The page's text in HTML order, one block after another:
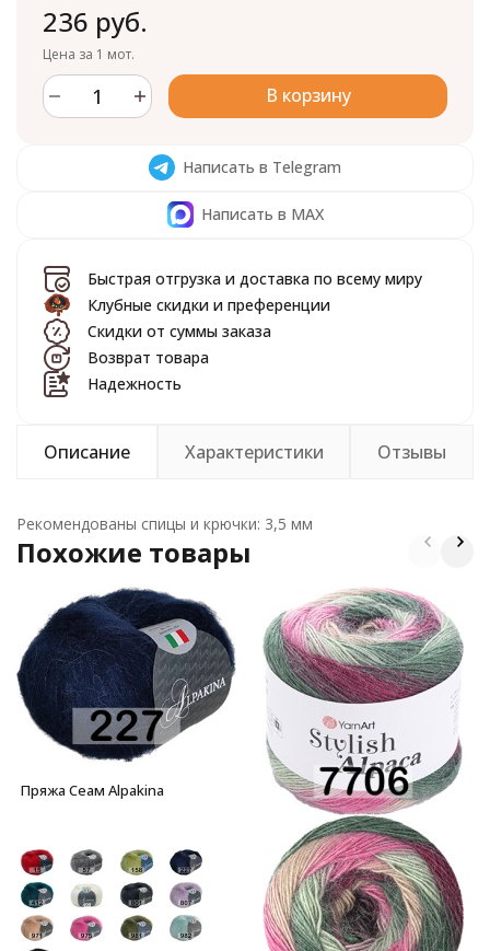
236 руб.
Цена за 1 мот.
В корзину
Написать в Telegram
Написать в MAX
Быстрая отгрузка и доставка по всему миру
Клубные скидки и преференции
Скидки от суммы заказа
Возврат товара
Надежность
Описание Характеристики Отзывы
Рекомендованы спицы и крючки: 3,5 мм
Похожие товары
Пряжа Сеам Alpakina